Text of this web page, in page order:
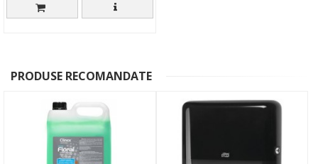
PRODUSE RECOMANDATE